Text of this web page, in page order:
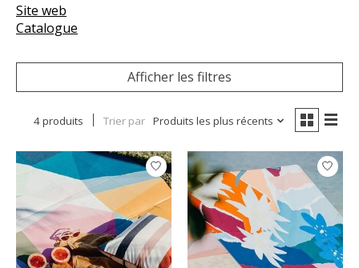
Site web
Catalogue
Afficher les filtres
4 produits Trier par Produits les plus récents